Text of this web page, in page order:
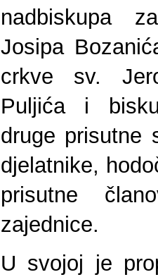
nadbiskupa
Josipa
crkve sv.
Puljića i
druge prisutne
djelatnike,
prisutne
zajednice.
U svojoj je